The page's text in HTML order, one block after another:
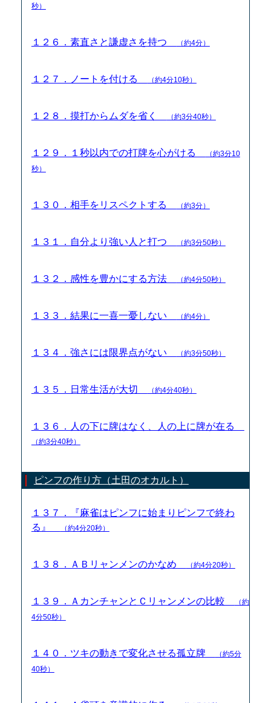
秒）
１２６．素直さと謙虚さを持つ （約4分）
１２７．ノートを付ける （約4分10秒）
１２８．摸打からムダを省く （約3分40秒）
１２９．１秒以内での打牌を心がける
（約3分10
秒）
１３０．相手をリスペクトする （約3分）
１３１．自分より強い人と打つ （約3分50秒）
１３２．感性を豊かにする方法 （約4分50秒）
１３３．結果に一喜一憂しない （約4分）
１３４．強さには限界点がない （約3分50秒）
１３５．日常生活が大切 （約4分40秒）
１３６．人の下に牌はなく、人の上に牌が在る
（約3分40秒）
ピンフの作り方（土田のオカルト）
１３７．『麻雀はピンフに始まりピンフで終わ
る』
（約4分20秒）
１３８．ＡＢリャンメンのかなめ （約4分20秒）
１３９．ＡカンチャンとＣリャンメンの比較
（約
4分50秒）
１４０．ツキの動きで変化させる孤立牌
（約5分
40秒）